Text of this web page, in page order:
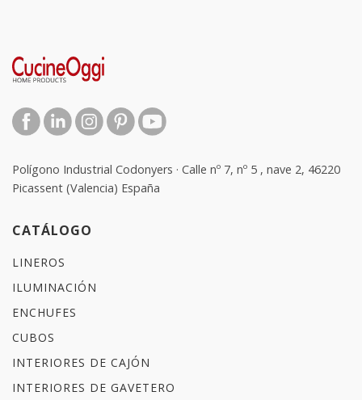
Polígono Industrial Codonyers · Calle nº 7, nº 5 , nave 2, 46220
Picassent (Valencia) España
CATÁLOGO
LINEROS
ILUMINACIÓN
ENCHUFES
CUBOS
INTERIORES DE CAJÓN
INTERIORES DE GAVETERO